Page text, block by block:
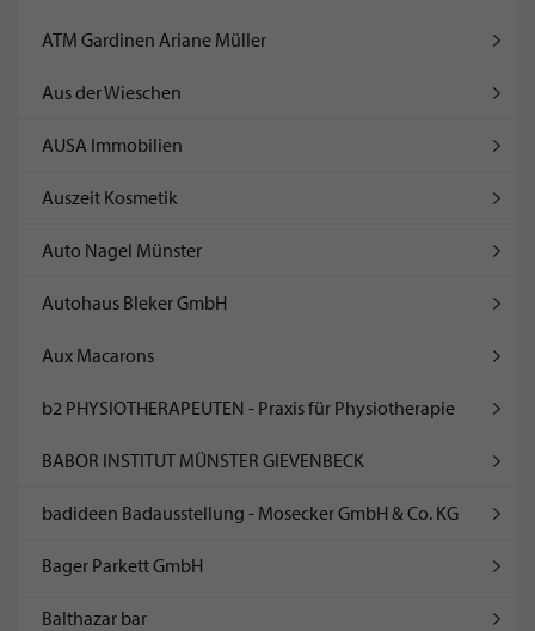
ATM Gardinen Ariane Müller
Aus der Wieschen
AUSA Immobilien
Auszeit Kosmetik
Auto Nagel Münster
Autohaus Bleker GmbH
Aux Macarons
b2 PHYSIOTHERAPEUTEN - Praxis für Physiotherapie
BABOR INSTITUT MÜNSTER GIEVENBECK
badideen Badausstellung - Mosecker GmbH & Co. KG
Bager Parkett GmbH
Balthazar bar